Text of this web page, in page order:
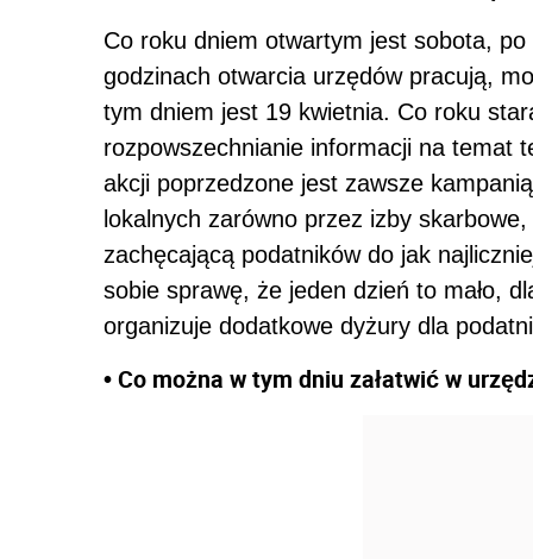
Co roku dniem otwartym jest sobota,
godzinach otwarcia urzędów pracują,
tym dniem jest 19 kwietnia. Co roku
rozpowszechnianie informacji na temat
akcji poprzedzone jest zawsze
lokalnych zarówno przez izby
zachęcającą podatników do jak
sobie sprawę, że jeden dzień to mało,
organizuje dodatkowe dyżury dla
• Co można w tym dniu załatwić w